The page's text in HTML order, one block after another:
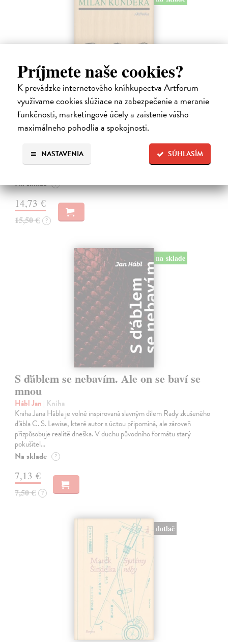
Príjmete naše cookies?
K prevádzke internetového kníhkupectva Artforum
využívame cookies slúžiace na zabezpečenie a meranie
funkčnosti, marketingové účely a zaistenie vášho
maximálneho pohodlia a spokojnosti.
SÚHLASÍM
NASTAVENIA
Pomalost
Kundera Milan| Kniha
Pomalost, chronologicky první ze čtyř románů Milana Kundery
napsaných francouzsky, vychází v českém překladu Anny
Kareninové. Vydávání Kunderových románů v českém jazyce se
Na sklade ?
14,73 €
15,50 € ?
na sklade
S ďáblem se nebavím. Ale on se baví se
mnou
Hábl Jan | Kniha
Kniha Jana Hábla je volně inspirovaná slavným dílem Rady zkušeného
ďábla C. S. Lewise, které autor s úctou připomíná, ale zároveň
přizpůsobuje realitě dneška. V duchu původního formátu starý
pokušitel…
Na sklade ?
7,13 €
7,50 € ?
dotlač